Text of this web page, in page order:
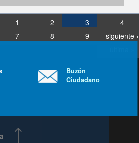
1 2 3
4
7 8 9
siguiente ›
Buzón
Ciudadano
Ir arriba